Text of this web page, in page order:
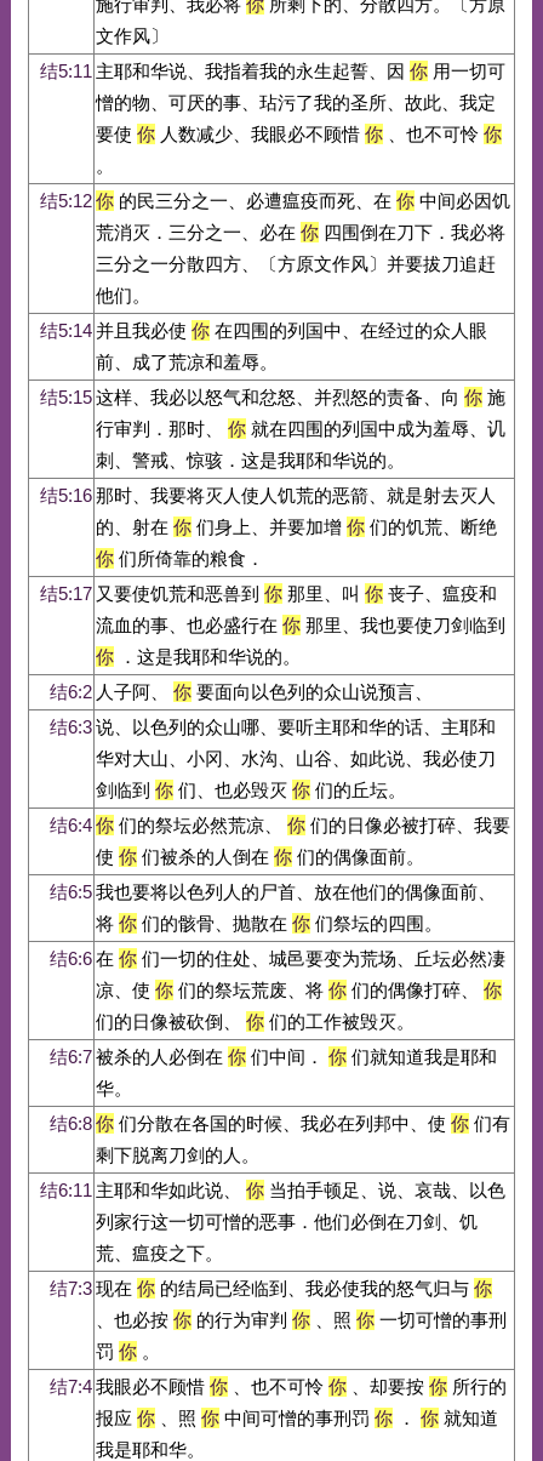
文作风〕
结5:11 主耶和华说、我指着我的永生起誓、因 你用一切可
憎的物、可厌的事、玷污了我的圣所、故此、我定
要使 你人数减少、我眼必不顾惜 你、也不可怜 你
。
结5:12你的民三分之一、必遭瘟疫而死、在 你中间必因饥
荒消灭．三分之一、必在 你四围倒在刀下．我必将
三分之一分散四方、〔方原文作风〕并要拔刀追赶
他们。
结5:14并且我必使 你在四围的列国中、在经过的众人眼
前、成了荒凉和羞辱。
结5:15这样、我必以怒气和忿怒、并烈怒的责备、向 你施
行审判．那时、
你就在四围的列国中成为羞辱、讥
刺、警戒、惊骇．这是我耶和华说的。
结5:16那时、我要将灭人使人饥荒的恶箭、就是射去灭人
的、射在 你们身上、并要加增 你们的饥荒、断绝
你们所倚靠的粮食．
结5:17 又要使饥荒和恶兽到 你那里、叫 你丧子、瘟疫和
流血的事、也必盛行在 你那里、我也要使刀剑临到
你．这是我耶和华说的。
结6:2 人子阿、 你要面向以色列的众山说预言、
结6:3说、以色列的众山哪、要听主耶和华的话、主耶和
华对大山、小冈、水沟、山谷、如此说、我必使刀
剑临到 你们、也必毁灭 你们的丘坛。
结6:4你们的祭坛必然荒凉、 你们的日像必被打碎、我要
使 你们被杀的人倒在 你们的偶像面前。
结6:5我也要将以色列人的尸首、放在他们的偶像面前、
将 你们的骸骨、抛散在 你们祭坛的四围。
结6:6在 你们一切的住处、城邑要变为荒场、丘坛必然凄
凉、使 你们的祭坛荒废、将 你们的偶像打碎、
你
们的日像被砍倒、
你们的工作被毁灭。
结6:7被杀的人必倒在 你们中间． 你们就知道我是耶和
华。
结6:8你们分散在各国的时候、我必在列邦中、使 你们有
剩下脱离刀剑的人。
结6:11 主耶和华如此说、 你当拍手顿足、说、哀哉、以色
列家行这一切可憎的恶事．他们必倒在刀剑、饥
荒、瘟疫之下。
结7:3现在 你的结局已经临到、我必使我的怒气归与 你
、也必按 你的行为审判 你、照 你一切可憎的事刑
罚 你。
结7:4我眼必不顾惜 你、也不可怜 你、却要按 你所行的
报应 你、照 你中间可憎的事刑罚 你． 你就知道
我是耶和华。